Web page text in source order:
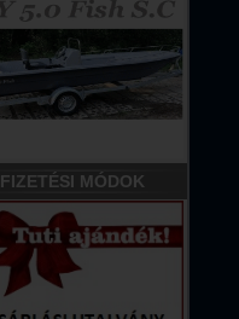
FIZETÉSI MÓDOK